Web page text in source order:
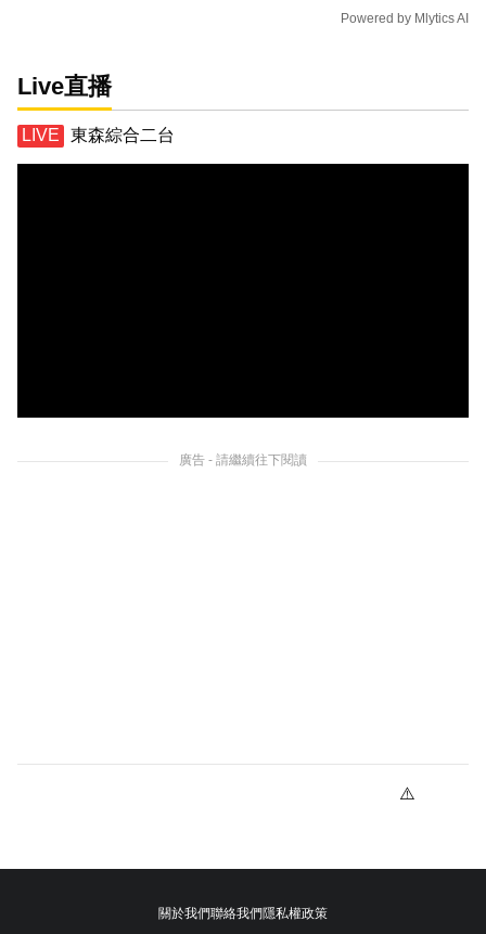
Powered by Mlytics AI
Live直播
東森綜合二台
廣告 - 請繼續往下閱讀
關於我們聯絡我們隱私權政策